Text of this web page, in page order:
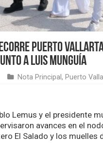
Puerto
a Luis Munguía
Nota Principal , Puerto
Lemus y el presidente
avances en el
El Salado y los muelles